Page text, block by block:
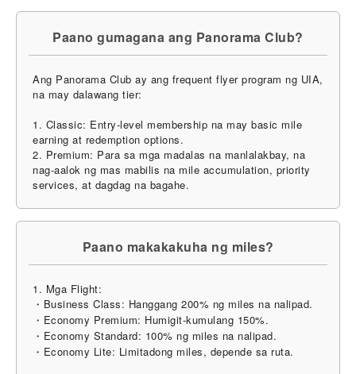
Paano gumagana ang Panorama Club?
Ang Panorama Club ay ang frequent flyer program ng UIA,
na may dalawang tier:
1. Classic: Entry-level membership na may basic mile
earning at redemption options.
2. Premium: Para sa mga madalas na manlalakbay, na
nag-aalok ng mas mabilis na mile accumulation, priority
services, at dagdag na bagahe.
Paano makakakuha ng miles?
1. Mga Flight:
・Business Class: Hanggang 200% ng miles na nalipad.
・Economy Premium: Humigit-kumulang 150%.
・Economy Standard: 100% ng miles na nalipad.
・Economy Lite: Limitadong miles, depende sa ruta.